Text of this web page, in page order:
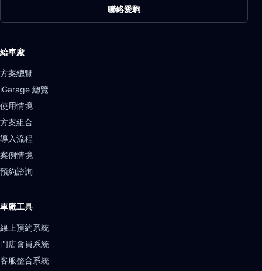
聯絡愛駒
給車廠
方案總覽
iGarage 總覽
使用情境
方案組合
導入流程
案例情境
預約諮詢
車廠工具
線上預約系統
門店會員系統
客服整合系統